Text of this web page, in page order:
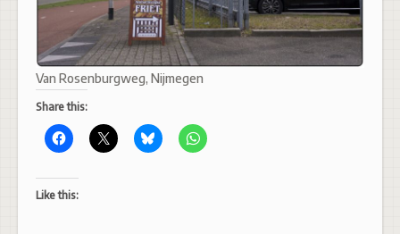
Van Rosenburgweg, Nijmegen
Share this:
Like this: